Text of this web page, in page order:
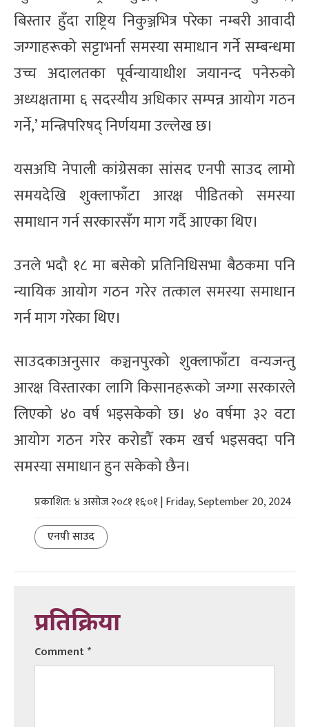
बिस्तार हुँदा राष्ट्रिय निकुञ्जभित्र परेका नम्बरी आवादी
जग्गाहरूको सट्टाभर्ना समस्या समाधान गर्ने सम्बन्धमा
उच्च अदालतका पूर्वन्यायाधीश जयानन्द पनेरुको
अध्यक्षतामा ६ सदस्यीय अधिकार सम्पन्न आयोग गठन
गर्ने,’ मन्त्रिपरिषद् निर्णयमा उल्लेख छ।
यसअघि नेपाली कांग्रेसका सांसद एनपी साउद लामो
समयदेखि शुक्लाफाँटा आरक्ष पीडितको समस्या
समाधान गर्न सरकारसँग माग गर्दै आएका थिए।
उनले भदौ १८ मा बसेको प्रतिनिधिसभा बैठकमा पनि
न्यायिक आयोग गठन गरेर तत्काल समस्या समाधान
गर्न माग गरेका थिए।
साउदकाअनुसार कञ्चनपुरको शुक्लाफाँटा वन्यजन्तु
आरक्ष विस्तारका लागि किसानहरूको जग्गा सरकारले
लिएको ४० वर्ष भइसकेको छ। ४० वर्षमा ३२ वटा
आयोग गठन गरेर करोडौँ रकम खर्च भइसक्दा पनि
समस्या समाधान हुन सकेको छैन।
प्रकाशित: ४ असोज २०८१ १६:०१ | Friday, September 20, 2024
एनपी साउद
प्रतिक्रिया
Comment*